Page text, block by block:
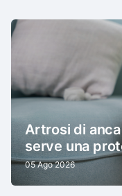
Artrosi di
serve una
05 Ago 2026